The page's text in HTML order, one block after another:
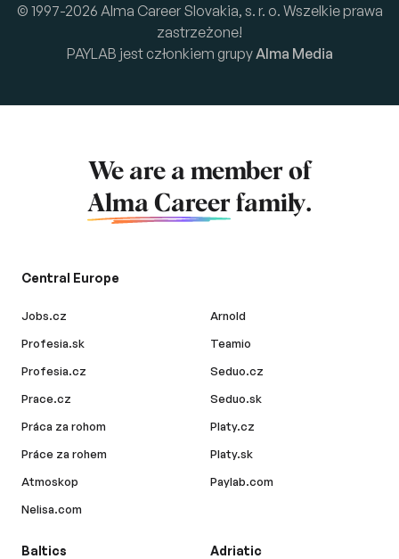
© 1997-2026 Alma Career Slovakia, s. r. o. Wszelkie prawa
zastrzeżone!
PAYLAB jest członkiem grupy Alma Media
We are a member of
Alma Career family.
Central Europe
Jobs.cz
Profesia.sk
Profesia.cz
Prace.cz
Práca za rohom
Práce za rohem
Atmoskop
Nelisa.com
Arnold
Teamio
Seduo.cz
Seduo.sk
Platy.cz
Platy.sk
Paylab.com
Baltics Adriatic